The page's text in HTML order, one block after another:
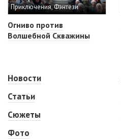
Приключения, Фэнтези
Огниво против
Волшебной Скважины
Новости
Статьи
Сюжеты
Фото